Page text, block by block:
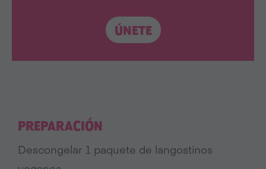
ÚNETE
PREPARACIÓN
Descongelar 1 paquete de langostinos